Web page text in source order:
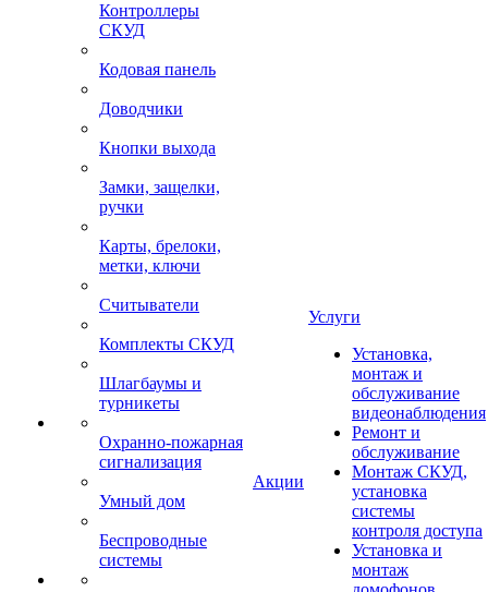
Контроллеры
СКУД
Кодовая панель
Доводчики
Кнопки выхода
Замки, защелки,
ручки
Карты, брелоки,
метки, ключи
Считыватели
Комплекты СКУД
Шлагбаумы и
турникеты
Охранно-пожарная
сигнализация
Умный дом
Беспроводные
системы
Акции
Услуги
Установка,
монтаж и
обслуживание
видеонаблюдения
Ремонт и
обслуживание
Монтаж СКУД,
установка
системы
контроля доступа
Установка и
монтаж